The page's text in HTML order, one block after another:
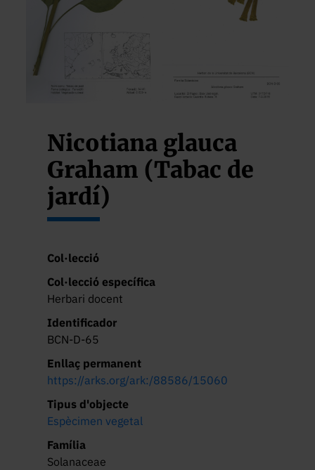
Nicotiana glauca
Graham (Tabac de
jardí)
Col·lecció
Col·lecció específica
Herbari docent
Identificador
BCN-D-65
Enllaç permanent
https://arks.org/ark:/88586/15060
Tipus d'objecte
Espècimen vegetal
Família
Solanaceae